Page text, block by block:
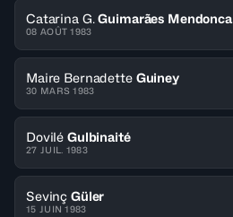
Catarina G. Guimarães Mendonca
08 AOÛT 1983
Maire Bernadette Guiney
30 MARS 1983
Dovilé Gulbinaité
27 JUIL. 1983
Sevinç Güler
15 JUIN 1983